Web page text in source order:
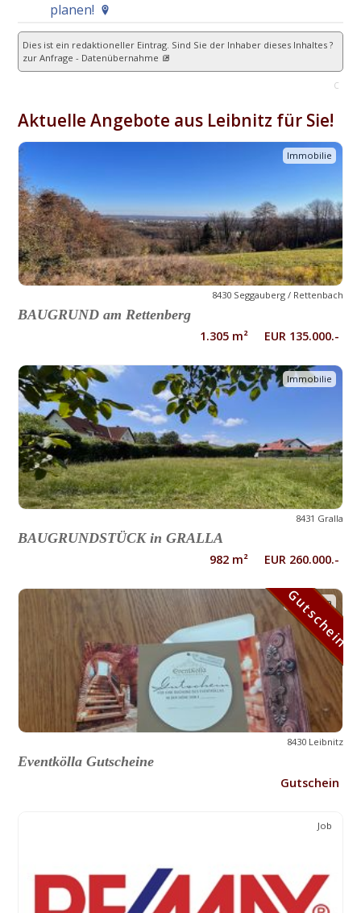
planen!
Dies ist ein redaktioneller Eintrag. Sind Sie der Inhaber dieses Inhaltes ?
zur Anfrage - Datenübernahme
C
Aktuelle Angebote aus Leibnitz für Sie!
Immobilie
8430 Seggauberg / Rettenbach
BAUGRUND am Rettenberg
1.305 m² EUR 135.000.-
Immobilie
8431 Gralla
BAUGRUNDSTÜCK in GRALLA
982 m² EUR 260.000.-
Gutschein
8430 Leibnitz
Eventkölla Gutscheine
Gutschein
Gutschein
Job